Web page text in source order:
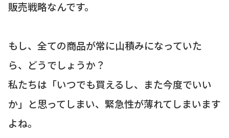
販売戦略なんです。
もし、全ての商品が常に山積みになっていた
ら、どうでしょうか？
私たちは「いつでも買えるし、また今度でいい
か」と思ってしまい、緊急性が薄れてしまいます
よね。